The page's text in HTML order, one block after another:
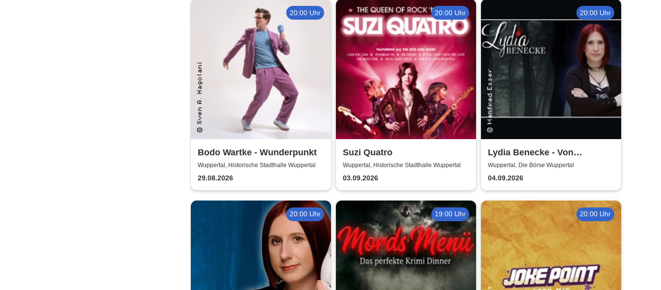
20:00 Uhr
Bodo Wartke - Wunderpunkt
Wuppertal, Historische Stadthalle Wuppertal
29.08.2026
20:00 Uhr
Suzi Quatro
Wuppertal, Historische Stadthalle Wuppertal
03.09.2026
20:00 Uhr
Lydia Benecke - Von
Hochstapelei, Betrug und
Gaslighting
Wuppertal, Die Börse Wuppertal
04.09.2026
20:00 Uhr 19:00 Uhr 20:00 Uhr